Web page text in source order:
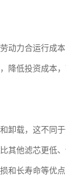
动力合运行成本
降低投资成本，
卸载，这不同于
其他滤芯更低、
和长寿命等优点